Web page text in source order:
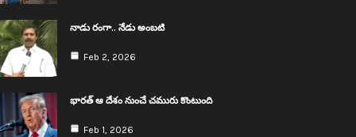
నాడు రంగా.. నేడు అంబ‌టి
Feb 2, 2026
భార‌త్ ఆ దేశం నుంచే చ‌మురు కొంటుంది
Feb 1, 2026